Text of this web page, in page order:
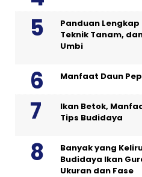
Panduan
Teknik Tanam,
Umbi
Manfaat Daun
Ikan Betok,
Tips Budidaya
Banyak yang
Budidaya Ikan
Ukuran dan Fase